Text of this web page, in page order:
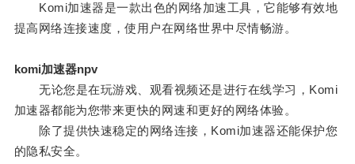
Komi加速器是一款出色的网络加速工具，它能够有效地
提高网络连接速度，使用户在网络世界中尽情畅游。
komi加速器npv
无论您是在玩游戏、观看视频还是进行在线学习，Komi
加速器都能为您带来更快的网速和更好的网络体验。
除了提供快速稳定的网络连接，Komi加速器还能保护您
的隐私安全。